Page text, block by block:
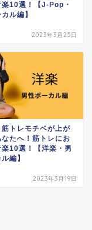
楽10選！【J-Pop・
ル編】
2023年3月25日
筋トレモチベが上が
なたへ！筋トレにお
10選！【洋楽・男
編】
2023年3月19日